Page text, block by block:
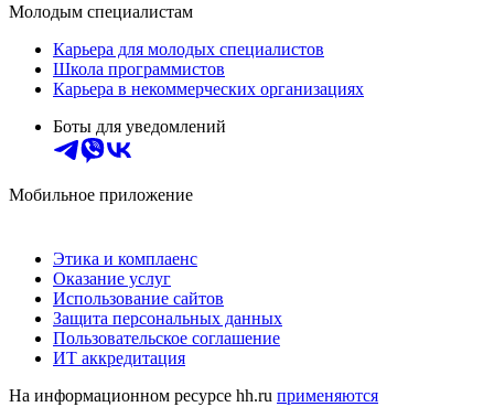
Молодым специалистам
Карьера для молодых специалистов
Школа программистов
Карьера в некоммерческих организациях
Боты для уведомлений
Мобильное приложение
Этика и комплаенс
Оказание услуг
Использование сайтов
Защита персональных данных
Пользовательское соглашение
ИТ аккредитация
На информационном ресурсе hh.ru применяются